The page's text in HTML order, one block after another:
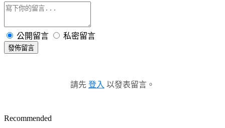
公開留言 私密留言
發佈留言
請先 登入 以發表留言。
Recommended